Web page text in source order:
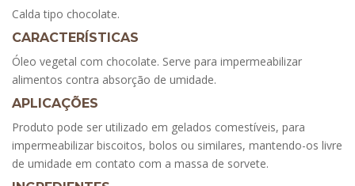
Calda tipo chocolate.
CARACTERÍSTICAS
Óleo vegetal com chocolate. Serve para impermeabilizar
alimentos contra absorção de umidade.
APLICAÇÕES
Produto pode ser utilizado em gelados comestíveis, para
impermeabilizar biscoitos, bolos ou similares, mantendo-os livre
de umidade em contato com a massa de sorvete.